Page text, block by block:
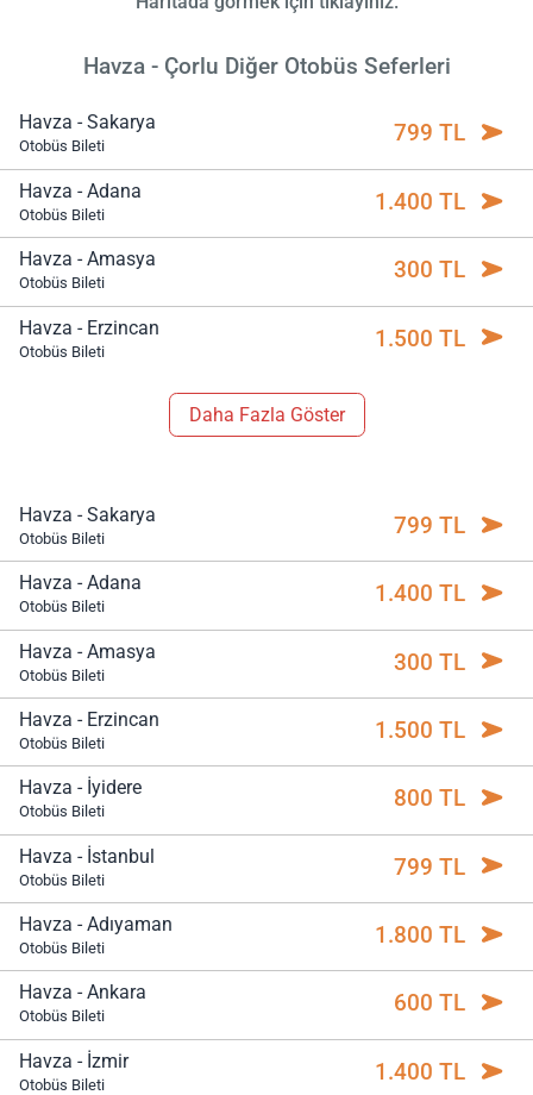
Havza - Çorlu Diğer Otobüs Seferleri
Havza - Sakarya
Otobüs Bileti 799 TL
Havza - Adana
Otobüs Bileti 1.400 TL
Havza - Amasya
Otobüs Bileti 300 TL
Havza - Erzincan
Otobüs Bileti 1.500 TL
Daha Fazla Göster
Havza - Sakarya
Otobüs Bileti 799 TL
Havza - Adana
Otobüs Bileti 1.400 TL
Havza - Amasya
Otobüs Bileti 300 TL
Havza - Erzincan
Otobüs Bileti 1.500 TL
Havza - İyidere
Otobüs Bileti 800 TL
Havza - İstanbul
Otobüs Bileti 799 TL
Havza - Adıyaman
Otobüs Bileti 1.800 TL
Havza - Ankara
Otobüs Bileti 600 TL
Havza - İzmir
Otobüs Bileti 1.400 TL